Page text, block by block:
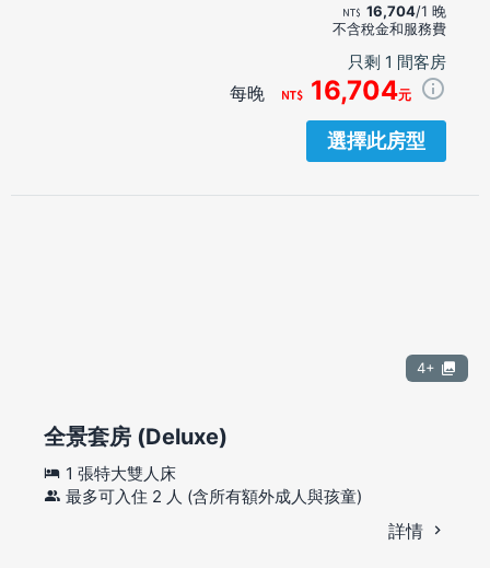
16,704/1 晚
不含稅金和服務費
只剩 1 間客房
每晚 16,704元
選擇此房型
4+
全景套房 (Deluxe)
1 張特大雙人床
最多可入住 2 人 (含所有額外成人與孩童)
詳情